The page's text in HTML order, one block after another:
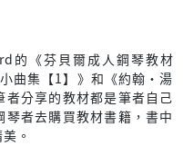
的《芬貝爾成人鋼琴教材
曲集【1】》和《約翰‧湯
分享的教材都是筆者自己
者去購買教材書籍，書中
。